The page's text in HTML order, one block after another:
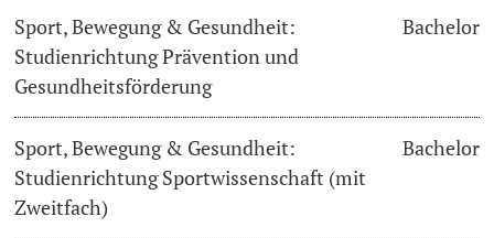
Sport, Bewegung & Gesundheit:
Studienrichtung Prävention und
Gesundheitsförderung
Bachelor
Sport, Bewegung & Gesundheit:
Studienrichtung Sportwissenschaft (mit
Zweitfach)
Bachelor